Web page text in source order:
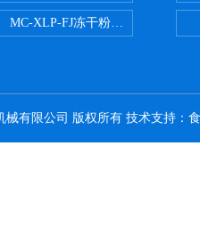
MC-XLP-FJ冻干粉西林瓶灌装机
有限公司 版权所有 技术支持：